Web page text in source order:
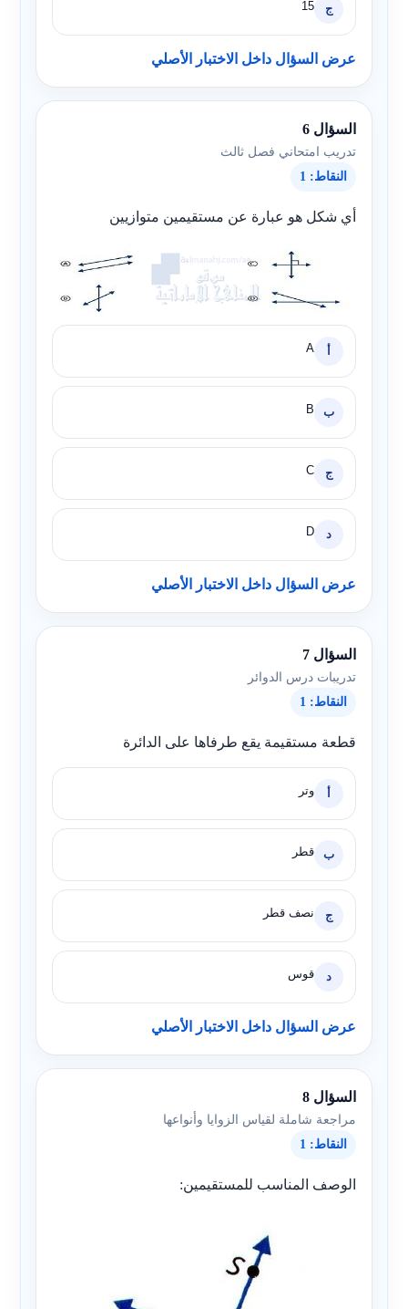
ج 15
عرض السؤال داخل الاختبار الأصلي
السؤال 6
تدريب امتحاني فصل ثالث
النقاط: 1
أي شكل هو عبارة عن مستقيمين متوازيين
A
ب B
ج C
د D
عرض السؤال داخل الاختبار الأصلي
السؤال 7
تدريبات درس الدوائر
النقاط: 1
قطعة مستقيمة يقع طرفاها على الدائرة
وتر
ب قطر
ج نصف قطر
د قوس
عرض السؤال داخل الاختبار الأصلي
السؤال 8
مراجعة شاملة لقياس الزوايا وأنواعها
النقاط: 1
الوصف المناسب للمستقيمين: